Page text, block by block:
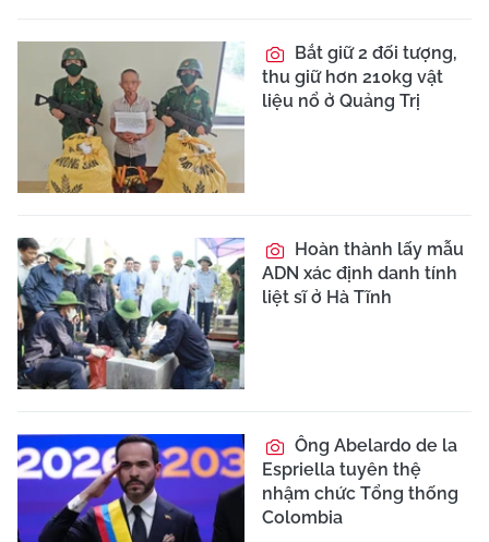
Bắt giữ 2 đối tượng,
thu giữ hơn 210kg vật
liệu nổ ở Quảng Trị
Hoàn thành lấy mẫu
ADN xác định danh tính
liệt sĩ ở Hà Tĩnh
Ông Abelardo de la
Espriella tuyên thệ
nhậm chức Tổng thống
Colombia